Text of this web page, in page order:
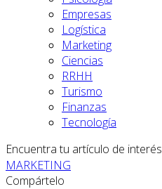
Empresas
Logística
Marketing
Ciencias
RRHH
Turismo
Finanzas
Tecnología
Encuentra tu artículo de interés
MARKETING
Compártelo